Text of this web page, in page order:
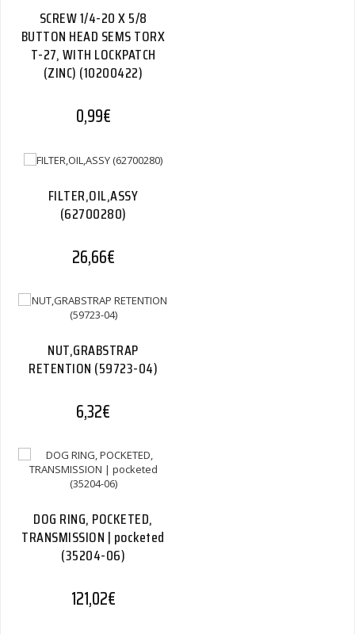
SCREW 1/4-20 X 5/8
BUTTON HEAD SEMS TORX
T-27, WITH LOCKPATCH
(ZINC) (10200422)
0,99€
FILTER,OIL,ASSY
(62700280)
26,66€
NUT,GRABSTRAP
RETENTION (59723-04)
6,32€
DOG RING, POCKETED,
TRANSMISSION | pocketed
(35204-06)
121,02€